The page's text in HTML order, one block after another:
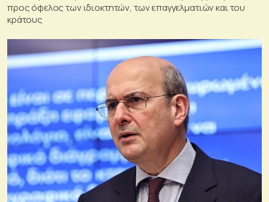
προς όφελος των ιδιοκτητών, των επαγγελματιών και του
κράτους